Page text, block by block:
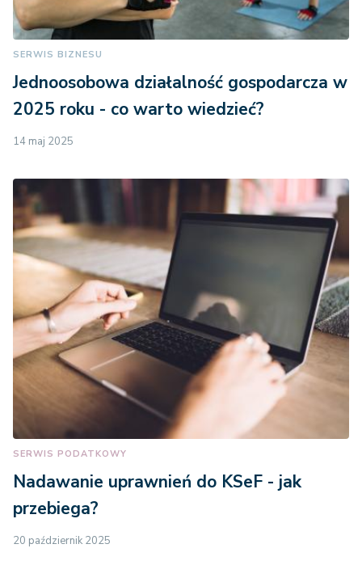
SERWIS BIZNESU
Jednoosobowa działalność gospodarcza w
2025 roku - co warto wiedzieć?
14 maj 2025
SERWIS PODATKOWY
Nadawanie uprawnień do KSeF - jak
przebiega?
20 październik 2025